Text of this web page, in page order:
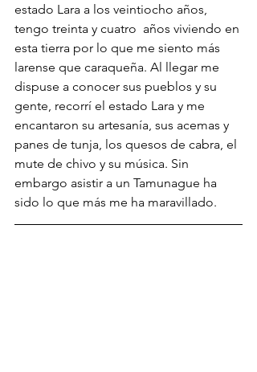
estado Lara a los veintiocho años,
tengo treinta y cuatro  años viviendo en
esta tierra por lo que me siento más
larense que caraqueña. Al llegar me
dispuse a conocer sus pueblos y su
gente, recorrí el estado Lara y me
encantaron su artesanía, sus acemas y
panes de tunja, los quesos de cabra, el
mute de chivo y su música. Sin
embargo asistir a un Tamunague ha
sido lo que más me ha maravillado.